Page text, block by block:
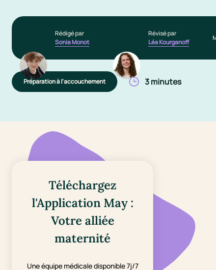
Rédigé par
Sonia Monot
Révisé par
Léa Kourganoff
Préparation à l'accouchement 3 minutes
Téléchargez
l'Application May :
Votre alliée
maternité
Une équipe médicale disponible 7j/7